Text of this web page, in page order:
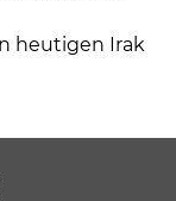
heutigen Irak